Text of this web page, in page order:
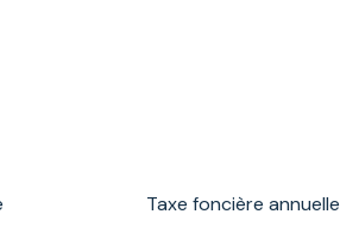
Taxe foncière annuelle